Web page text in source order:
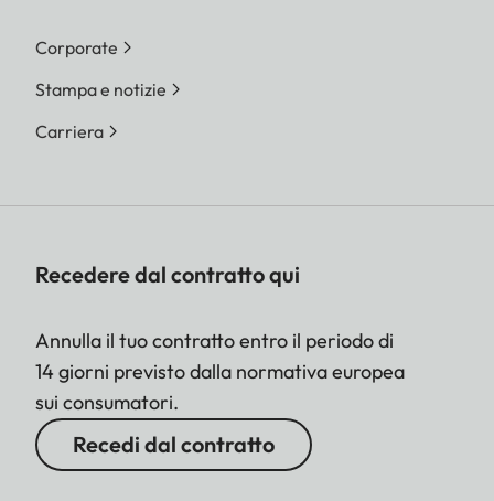
Corporate
Stampa e notizie
Carriera
Recedere dal contratto qui
Annulla il tuo contratto entro il periodo di
14 giorni previsto dalla normativa europea
sui consumatori.
Recedi dal contratto